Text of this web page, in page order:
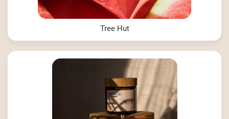
Tree Hut